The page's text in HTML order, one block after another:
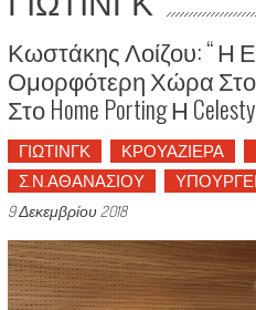
Κωστάκης Λοίζου: “ Η
Ομορφότερη Χώρα
Στο Home Porting Η
ΓΙΩΤΙΝΓΚ ΚΡΟΥΑΖΙΕΡΑ
Σ.Ν.ΑΘΑΝΑΣΙΟΥ
9 Δεκεμβρίου 2018